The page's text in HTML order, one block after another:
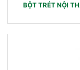
BỘT TRÉT NỘI